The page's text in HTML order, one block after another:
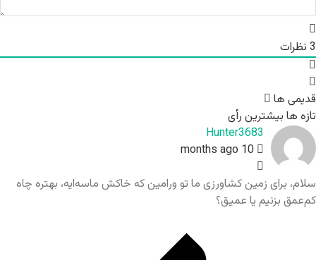
3 نظرات
قدیمی ها
تازه ها بیشترین رأی
Hunter3683
سلام، برای زمین کشاورزی ما تو ورامین که خاکش ماسه‌ایه، بهتره چاه
کم‌عمق بزنیم یا عمیق؟